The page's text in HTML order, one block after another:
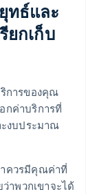
ทธ์และ
ยกเก็บ
การของคุณ
กค่าบริการที่
ะงบประมาณ
ควรมีคุณค่าที่
าพวกเขาจะได้